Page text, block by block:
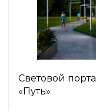
Световой
«Путь»